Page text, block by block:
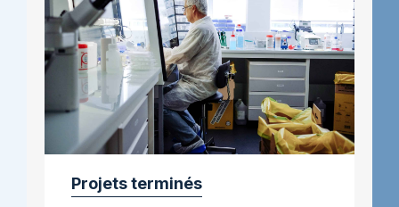
pancréas
Projets terminés